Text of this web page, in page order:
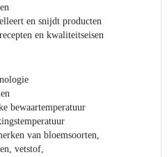
en snijdt producten
en kwaliteitseisen
bewaartemperatuur
van bloemsoorten,
vetstof,